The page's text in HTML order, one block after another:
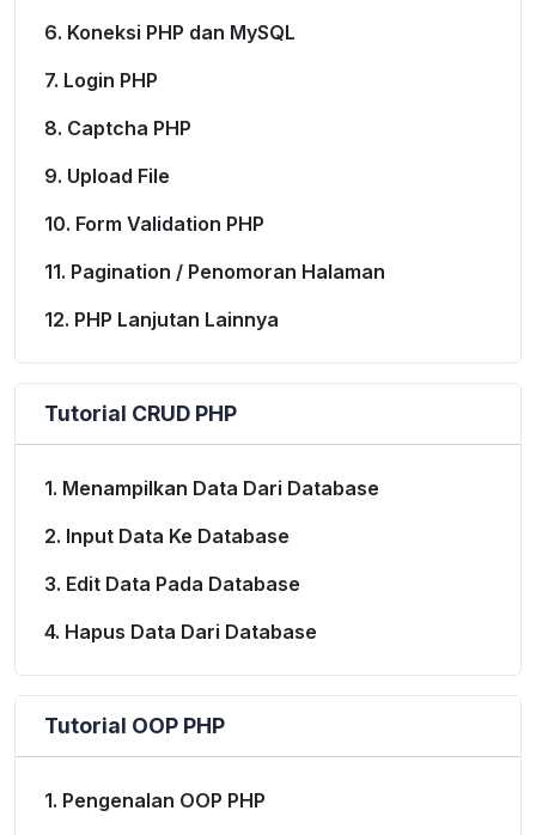
6. Koneksi PHP dan MySQL
7. Login PHP
8. Captcha PHP
9. Upload File
10. Form Validation PHP
11. Pagination / Penomoran Halaman
12. PHP Lanjutan Lainnya
Tutorial CRUD PHP
1. Menampilkan Data Dari Database
2. Input Data Ke Database
3. Edit Data Pada Database
4. Hapus Data Dari Database
Tutorial OOP PHP
1. Pengenalan OOP PHP